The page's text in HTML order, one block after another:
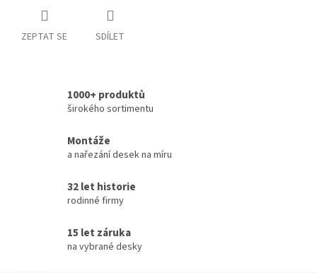
ZEPTAT SE SDÍLET
1000+ produktů
širokého sortimentu
Montáže
a nařezání desek na míru
32 let historie
rodinné firmy
15 let záruka
na vybrané desky